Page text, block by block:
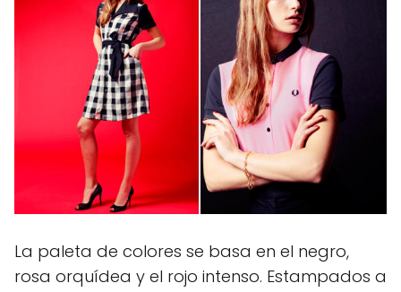
La paleta de colores se basa en el negro,
rosa orquídea y el rojo intenso. Estampados a